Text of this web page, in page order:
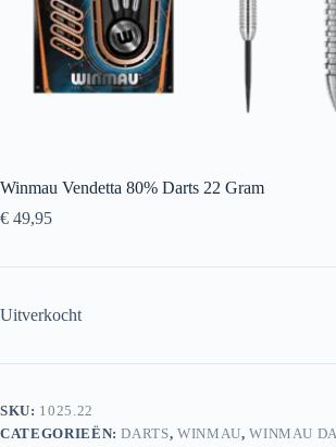
Winmau Vendetta 80% Darts 22 Gram
€ 49,95
Uitverkocht
SKU: 1025.22
CATEGORIEËN:DARTS,WINMAU,WINMAU